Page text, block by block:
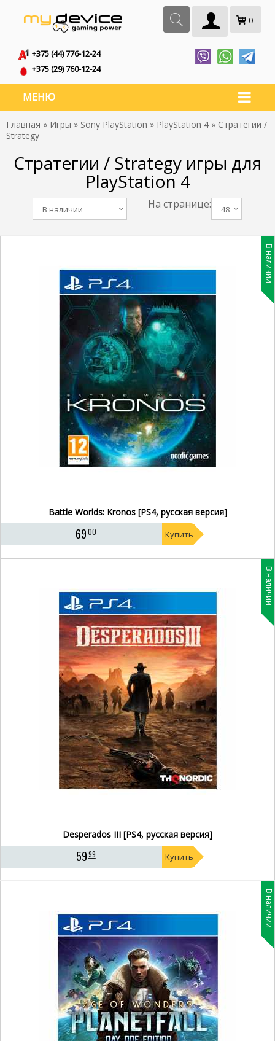
0
+375 (44) 776-12-24
+375 (29) 760-12-24
МЕНЮ
Главная » Игры » Sony PlayStation » PlayStation 4 » Стратегии /
Strategy
Стратегии / Strategy игры для
PlayStation 4
На странице: 48
В наличии
В наличии
Battle Worlds: Kronos [PS4, русская версия]
6900 Купить
В наличии
Desperados III [PS4, русская версия]
5999 Купить
В наличии